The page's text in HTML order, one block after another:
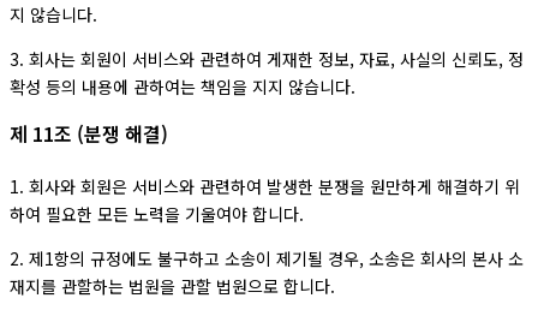
지 않습니다.
3. 회사는 회원이 서비스와 관련하여 게재한 정보, 자료, 사실의 신뢰도, 정
확성 등의 내용에 관하여는 책임을 지지 않습니다.
제 11조 (분쟁 해결)
1. 회사와 회원은 서비스와 관련하여 발생한 분쟁을 원만하게 해결하기 위
하여 필요한 모든 노력을 기울여야 합니다.
2. 제1항의 규정에도 불구하고 소송이 제기될 경우, 소송은 회사의 본사 소
재지를 관할하는 법원을 관할 법원으로 합니다.